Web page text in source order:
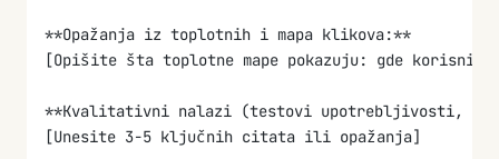
**Opažanja iz toplotnih i mapa klikova:**
[Opišite šta toplotne mape pokazuju: gde
**Kvalitativni nalazi (testovi upotrebljivosti,
[Unesite 3-5 ključnih citata ili opažanja]